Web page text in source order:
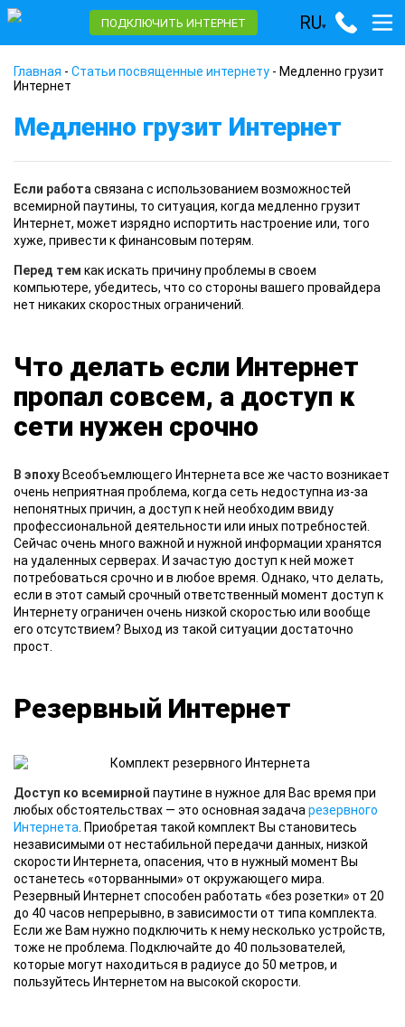
ПОДКЛЮЧИТЬ ИНТЕРНЕТ RU▾
Главная - Статьи посвященные интернету - Медленно грузит
Интернет
Медленно грузит Интернет
Если работа связана с использованием возможностей
всемирной паутины, то ситуация, когда медленно грузит
Интернет, может изрядно испортить настроение или, того
хуже, привести к финансовым потерям.
Перед тем как искать причину проблемы в своем
компьютере, убедитесь, что со стороны вашего провайдера
нет никаких скоростных ограничений.
Что делать если Интернет
пропал совсем, а доступ к
сети нужен срочно
В эпоху Всеобъемлющего Интернета все же часто возникает
очень неприятная проблема, когда сеть недоступна из-за
непонятных причин, а доступ к ней необходим ввиду
профессиональной деятельности или иных потребностей.
Сейчас очень много важной и нужной информации хранятся
на удаленных серверах. И зачастую доступ к ней может
потребоваться срочно и в любое время. Однако, что делать,
если в этот самый срочный ответственный момент доступ к
Интернету ограничен очень низкой скоростью или вообще
его отсутствием? Выход из такой ситуации достаточно
прост.
Резервный Интернет
Доступ ко всемирной паутине в нужное для Вас время при
любых обстоятельствах — это основная задача резервного
Интернета . Приобретая такой комплект Вы становитесь
независимыми от нестабильной передачи данных, низкой
скорости Интернета, опасения, что в нужный момент Вы
останетесь «оторванными» от окружающего мира.
Резервный Интернет способен работать «без розетки» от 20
до 40 часов непрерывно, в зависимости от типа комплекта.
Если же Вам нужно подключить к нему несколько устройств,
тоже не проблема. Подключайте до 40 пользователей,
которые могут находиться в радиусе до 50 метров, и
пользуйтесь Интернетом на высокой скорости.